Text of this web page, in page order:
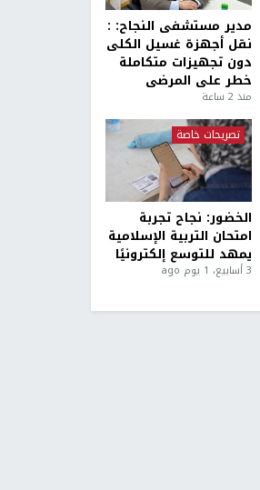
مدير مستشفى النجاح: :
نقل أجهزة غسيل الكلى
دون تجهيزات متكاملة
خطر على المرضى
منذ 2 ساعة
تصريحات خاصة
الخضور: نجاح تجربة
امتحان التربية الإسلامية
يمهد للتوسع إلكترونيًا
3 أسابيع، 1 يوم ago